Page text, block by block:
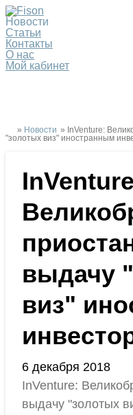
Новости
Статьи
Контакты
О нас
Мой кабинет
» Новости » InVenture:
"золотых виз" иностранным
выдачу
виз"
6 декабря 2018
InVenture:
выдачу "золотых